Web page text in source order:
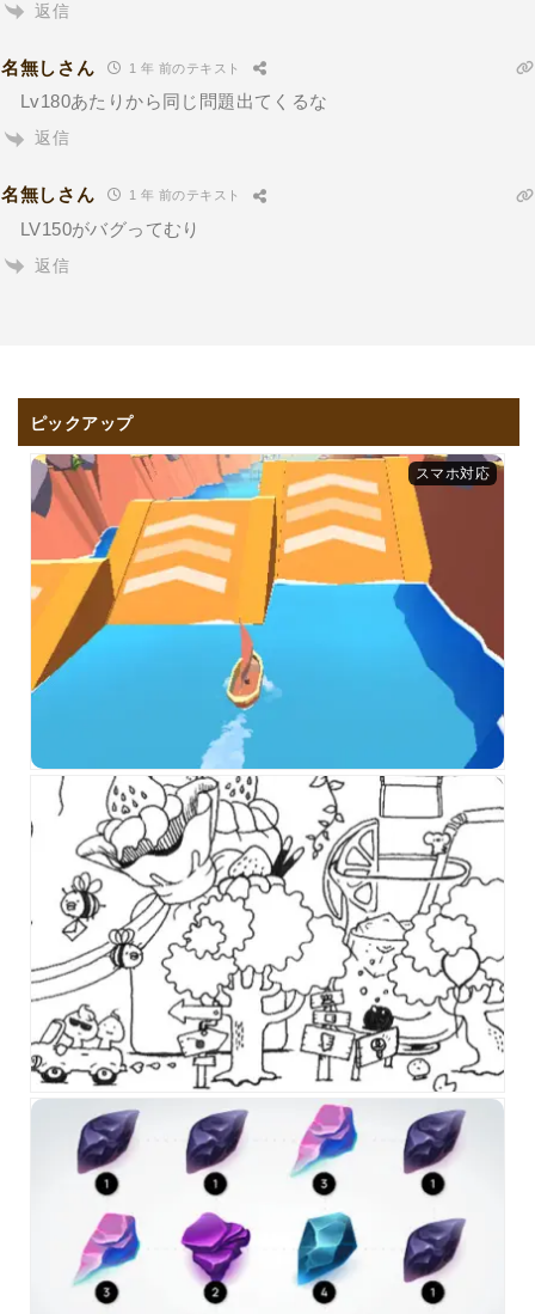
返信
名無しさん 1 年 前のテキスト
Lv180あたりから同じ問題出てくるな
返信
名無しさん 1 年 前のテキスト
LV150がバグってむり
返信
ピックアップ